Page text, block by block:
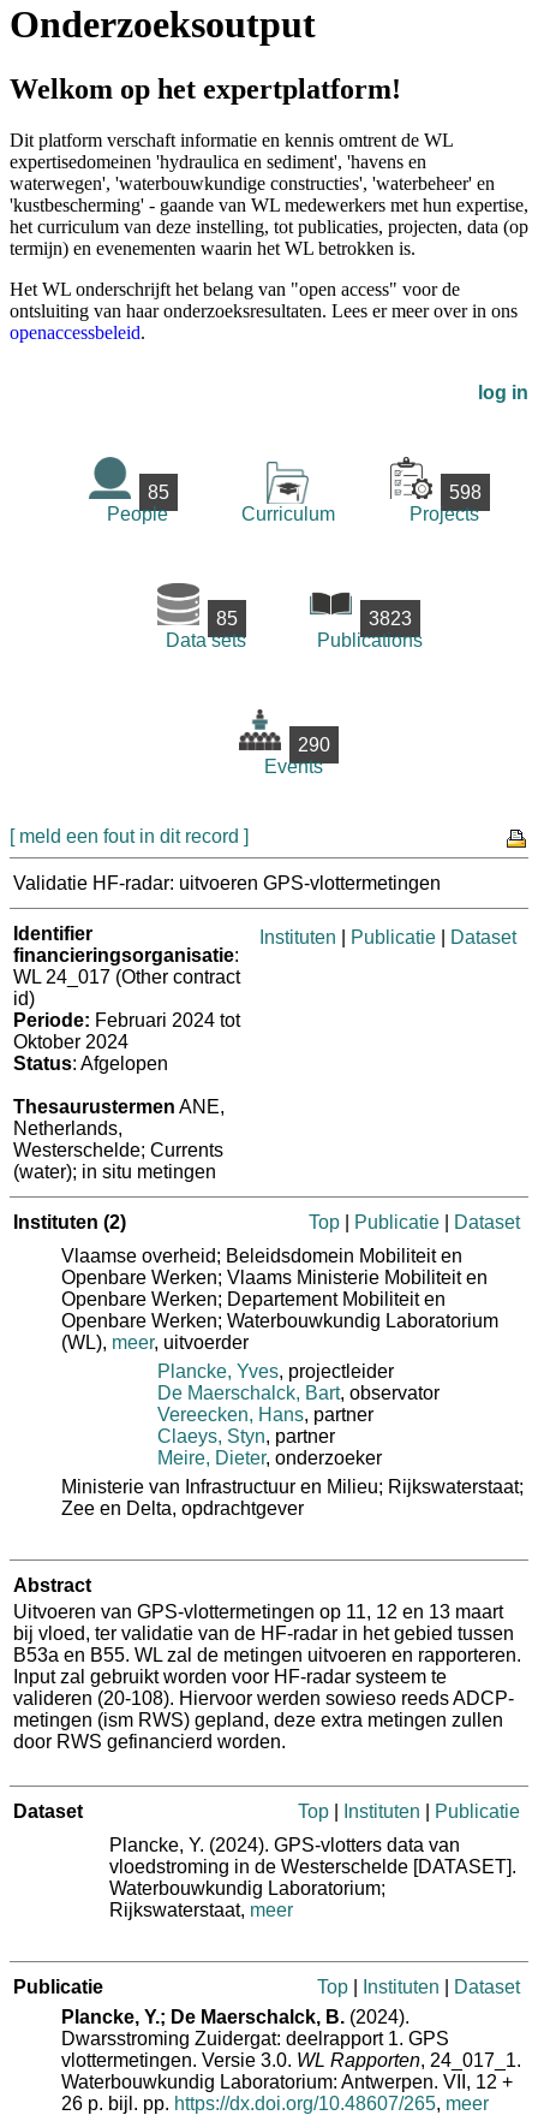
Onderzoeksoutput
Welkom op het expertplatform!
Dit platform verschaft informatie en kennis omtrent de WL
expertisedomeinen 'hydraulica en sediment', 'havens en
waterwegen', 'waterbouwkundige constructies', 'waterbeheer' en
'kustbescherming' - gaande van WL medewerkers met hun expertise,
het curriculum van deze instelling, tot publicaties, projecten, data (op
termijn) en evenementen waarin het WL betrokken is.
Het WL onderschrijft het belang van "open access" voor de
ontsluiting van haar onderzoeksresultaten. Lees er meer over in ons
openaccessbeleid.
log in
85
People
Curriculum
598
Projects
85
Data sets
3823
Publications
290
Events
[ meld een fout in dit record ]
Validatie HF-radar: uitvoeren GPS-vlottermetingen
Identifier
financieringsorganisatie:
WL 24_017 (Other contract
id)
Periode: Februari 2024 tot
Oktober 2024
Status: Afgelopen
Thesaurustermen ANE,
Netherlands,
Westerschelde; Currents
(water); in situ metingen
Instituten Publicatie Dataset
Instituten (2) Top Publicatie
Dataset
Vlaamse overheid; Beleidsdomein Mobiliteit en
Openbare Werken; Vlaams Ministerie Mobiliteit en
Openbare Werken; Departement Mobiliteit en
Openbare Werken; Waterbouwkundig Laboratorium
(WL), meer, uitvoerder
Plancke, Yves, projectleider
De Maerschalck, Bart, observator
Vereecken, Hans, partner
Claeys, Styn, partner
Meire, Dieter, onderzoeker
Ministerie van Infrastructuur en Milieu; Rijkswaterstaat;
Zee en Delta, opdrachtgever
Abstract
Uitvoeren van GPS-vlottermetingen op 11, 12 en 13 maart
bij vloed, ter validatie van de HF-radar in het gebied tussen
B53a en B55. WL zal de metingen uitvoeren en rapporteren.
Input zal gebruikt worden voor HF-radar systeem te
valideren (20-108). Hiervoor werden sowieso reeds ADCP-
metingen (ism RWS) gepland, deze extra metingen zullen
door RWS gefinancierd worden.
Dataset Top Instituten
Publicatie
Plancke, Y. (2024). GPS-vlotters data van
vloedstroming in de Westerschelde [DATASET].
Waterbouwkundig Laboratorium;
Rijkswaterstaat, meer
Publicatie Top Instituten
Dataset
Plancke, Y.; De Maerschalck, B. (2024).
Dwarsstroming Zuidergat: deelrapport 1. GPS
vlottermetingen. Versie 3.0. WL Rapporten, 24_017_1.
Waterbouwkundig Laboratorium: Antwerpen. VII, 12 +
26 p. bijl. pp. https://dx.doi.org/10.48607/265, meer